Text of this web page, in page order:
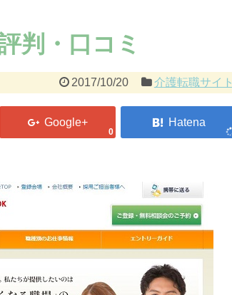
判・口コミ
2017/10/20 介護転職サイト
0